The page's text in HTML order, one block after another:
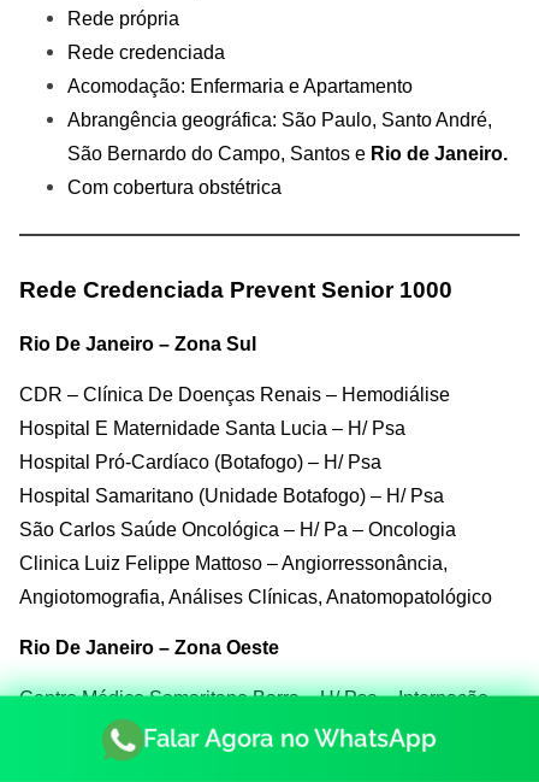
Rede própria
Rede credenciada
Acomodação: Enfermaria e Apartamento
Abrangência geográfica: São Paulo, Santo André,
São Bernardo do Campo, Santos e Rio de Janeiro.
Com cobertura obstétrica
Rede Credenciada Prevent Senior 1000
Rio De Janeiro – Zona Sul
CDR – Clínica De Doenças Renais – Hemodiálise
Hospital E Maternidade Santa Lucia – H/ Psa
Hospital Pró-Cardíaco (Botafogo) – H/ Psa
Hospital Samaritano (Unidade Botafogo) – H/ Psa
São Carlos Saúde Oncológica – H/ Pa – Oncologia
Clinica Luiz Felippe Mattoso – Angiorressonância,
Angiotomografia, Análises Clínicas, Anatomopatológico
Rio De Janeiro – Zona Oeste
Centro Médico Samaritano Barra – H/ Psa – Internação
Hospital Vitória (Barra Da Tijuca) – H/ Psa – Ps
Falar Agora no WhatsApp